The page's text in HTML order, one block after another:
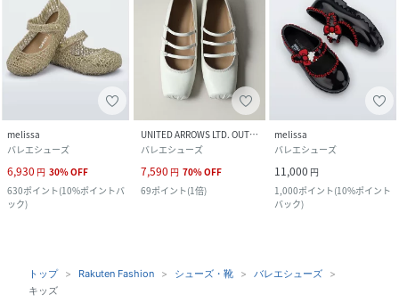
melissa
バレエシューズ
6,930 円 30%OFF
630ポイント(10%ポイントバ
ック)
UNITED ARROWS LTD. OUTLET
バレエシューズ
7,590 円 70%OFF
69ポイント(1倍)
melissa
バレエシューズ
11,000 円
1,000ポイント(10%ポイント
バック)
トップ Rakuten Fashion シューズ・靴
バレエシューズ
キッズ